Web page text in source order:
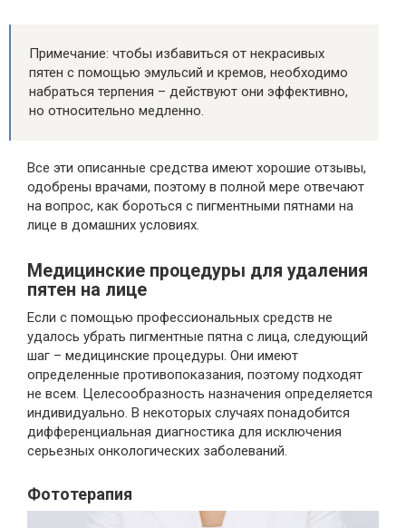
Примечание: чтобы избавиться от некрасивых
пятен с помощью эмульсий и кремов, необходимо
набраться терпения – действуют они эффективно,
но относительно медленно.
Все эти описанные средства имеют хорошие отзывы,
одобрены врачами, поэтому в полной мере отвечают
на вопрос, как бороться с пигментными пятнами на
лице в домашних условиях.
Медицинские процедуры для удаления
пятен на лице
Если с помощью профессиональных средств не
удалось убрать пигментные пятна с лица, следующий
шаг – медицинские процедуры. Они имеют
определенные противопоказания, поэтому подходят
не всем. Целесообразность назначения определяется
индивидуально. В некоторых случаях понадобится
дифференциальная диагностика для исключения
серьезных онкологических заболеваний.
Фототерапия